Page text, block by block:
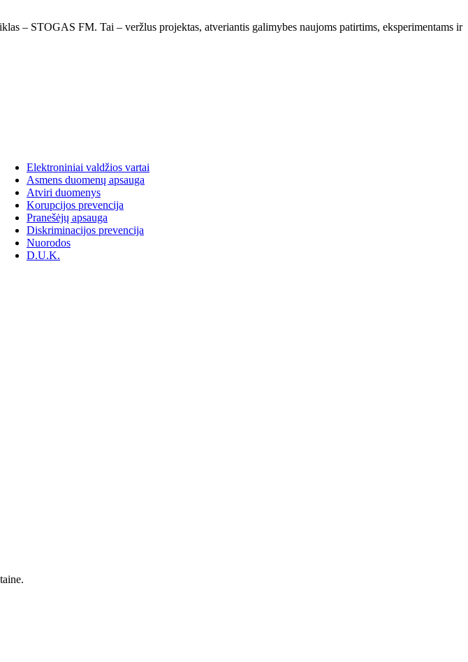
– STOGAS FM. Tai – veržlus projektas, atveriantis galimybes naujoms patirtims, eksperimentams ir
Elektroniniai valdžios vartai
Asmens duomenų apsauga
Atviri duomenys
Korupcijos prevencija
Pranešėjų apsauga
Diskriminacijos prevencija
Nuorodos
D.U.K.